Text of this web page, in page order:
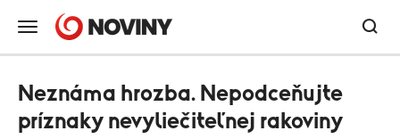
Neznáma hrozba. Nepodceňujte
príznaky nevyliečiteľnej rakoviny